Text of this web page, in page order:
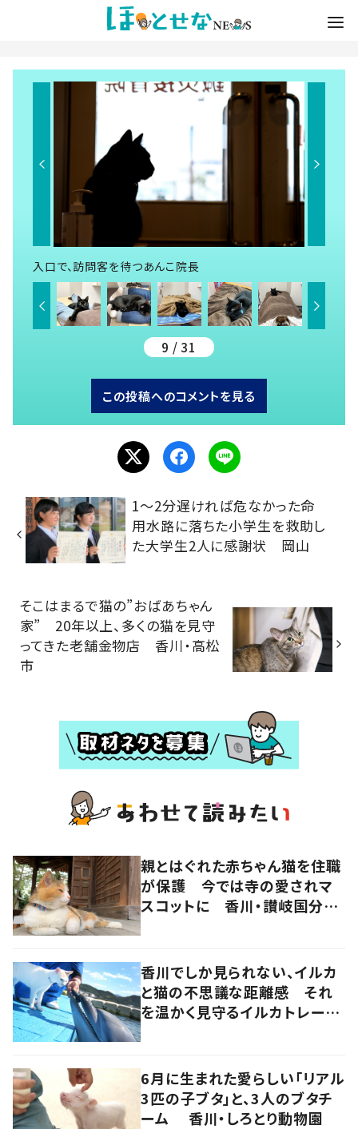
入口で、訪問客を待つあんこ院長
9 / 31
この投稿へのコメントを見る
1～2分遅ければ危なかった命
用水路に落ちた小学生を救助し
た大学生2人に感謝状 岡山
そこはまるで猫の”おばあちゃん
家” 20年以上、多くの猫を見守
ってきた老舗金物店 香川・高松
市
親とはぐれた赤ちゃん猫を住職
が保護 今では寺の愛されマ
スコットに 香川・讃岐国分寺
香川でしか見られない、イルカ
と猫の不思議な距離感 それ
を温かく見守るイルカトレーナ
6月に生まれた愛らしい「リアル
3匹の子ブタ」と、3人のブタチ
ーム 香川・しろとり動物園